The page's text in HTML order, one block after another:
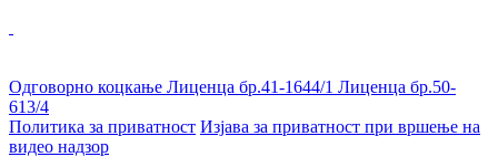
Одговорно коцкање Лиценца бр.41-1644/1 Лиценца бр.50-
613/4
Политика за приватност Изјава за приватност при вршење на
видео надзор